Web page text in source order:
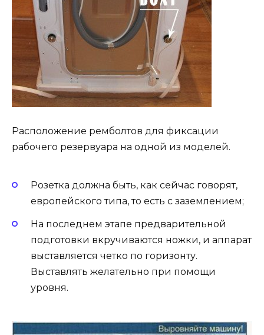
Расположение ремболтов для фиксации
рабочего резервуара на одной из моделей.
Розетка должна быть, как сейчас говорят,
европейского типа, то есть с заземлением;
На последнем этапе предварительной
подготовки вкручиваются ножки, и аппарат
выставляется четко по горизонту.
Выставлять желательно при помощи
уровня.